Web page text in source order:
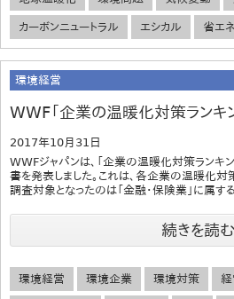
カーボンニュートラル エシカル 省エネ
環境経営
WWF「企業の温暖化対策ランキ
2017年10月31日
WWFジャパンは、「企業の温暖化対策ランキ
書を発表しました。これは、各企業の温暖化
調査対象となったのは「金融・保険業」に属
続きを読む
環境経営 環境企業 環境対策